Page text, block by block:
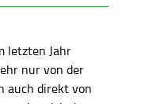
letzten Jahr
nur von der
auch direkt von